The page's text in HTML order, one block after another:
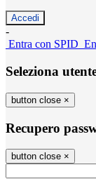
-
Entra con SPID
Seleziona
button close ×
Recupero
button close ×